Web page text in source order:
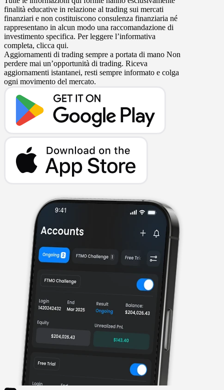
finalità educative in relazione al trading sui mercati
finanziari e non costituiscono consulenza finanziaria né
rappresentano in alcun modo una raccomandazione di
investimento specifica. Per leggere l’informativa
completa, clicca qui.
Aggiornamenti di trading sempre a portata di mano Non
perdere mai un’opportunità di trading. Riceva
aggiornamenti istantanei, resti sempre informato e colga
ogni movimento del mercato.